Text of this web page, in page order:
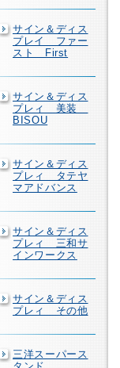
サイン＆ディス
プレイ ファー
スト First
サイン＆ディス
プレィ 美装
BISOU
サイン＆ディス
プレィ タテヤ
マアドバンス
サイン＆ディス
プレィ 三和サ
インワークス
サイン＆ディス
プレィ その他
三洋スーパース